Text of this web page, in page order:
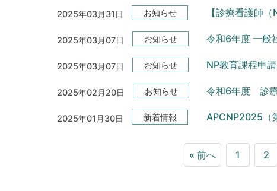
2025年03月31日 お知らせ 【診療看護師
2025年03月07日 お知らせ 令和6年度 一般
2025年03月07日 お知らせ NP教育課程申
2025年02月20日 お知らせ 令和6年度 診療
2025年01月30日 新着情報 APCNP2025（
« 前へ 1 2